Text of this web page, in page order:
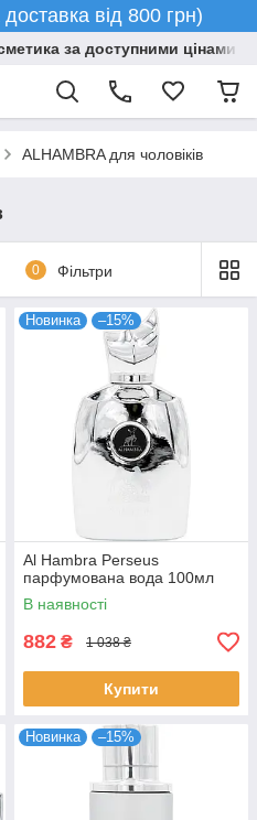
доставка від 800 грн)
за доступними цінами
ALHAMBRA для чоловіків
0 Фільтри
Новинка –15%
Al Hambra Perseus
парфумована вода 100мл
В наявності
882 ₴ 1 038 ₴
Купити
Новинка –15%